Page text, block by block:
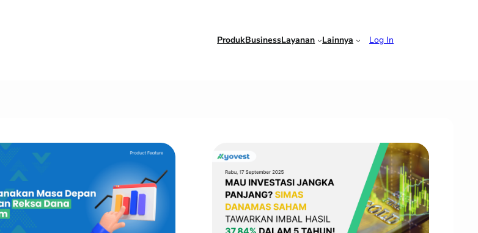
ProdukBusinessLayanan Lainnya Log In